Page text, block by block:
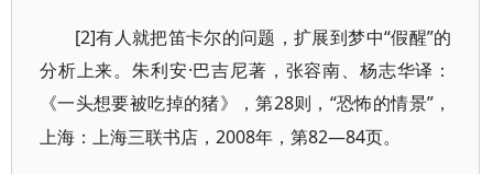
[2]有人就把笛卡尔的问题，扩展到梦中“假醒”的
分析上来。朱利安·巴吉尼著，张容南、杨志华译：
《一头想要被吃掉的猪》 ，第28则，“恐怖的情景”，
上海：上海三联书店，2008年，第82—84页。